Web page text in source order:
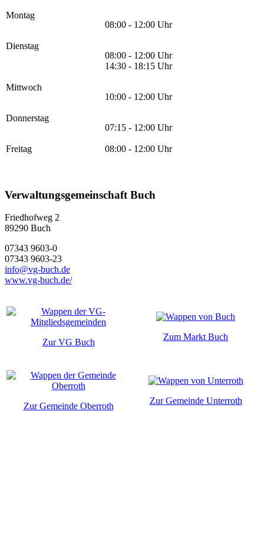
Montag
08:00 - 12:00 Uhr
Dienstag
08:00 - 12:00 Uhr
14:30 - 18:15 Uhr
Mittwoch
10:00 - 12:00 Uhr
Donnerstag
07:15 - 12:00 Uhr
Freitag 08:00 - 12:00 Uhr
Verwaltungsgemeinschaft Buch
Friedhofweg 2
89290 Buch
07343 9603-0
07343 9603-23
info@vg-buch.de
www.vg-buch.de/
Zur VG Buch
Zum Markt Buch
Zur Gemeinde Oberroth
Zur Gemeinde Unterroth